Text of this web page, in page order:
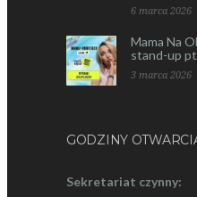
6 marca 2026
Mama Na
stand-up pt.
3 marca 2026
GODZINY
Sekretariat czynny: